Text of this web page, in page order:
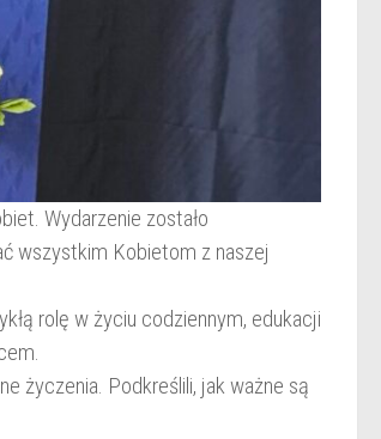
Wydarzenie zostało
wszystkim Kobietom z naszej
rolę w życiu codziennym, edukacji
życzenia. Podkreślili, jak ważne są